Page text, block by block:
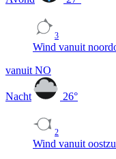
3
Wind vanuit
vanuit NO
Nacht 26°
2
Wind vanuit